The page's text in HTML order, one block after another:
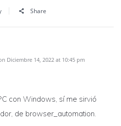
Share
Diciembre 14, 2022 at 10:45 pm
con Windows, sí me sirvió
de browser_automation.